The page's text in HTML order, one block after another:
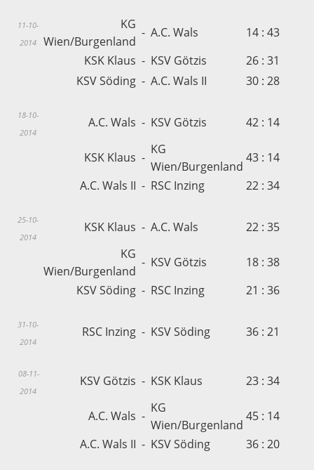
11-10-
2014
KG
Wien/Burgenland
- A.C. Wals
14 : 43
KSK Klaus - KSV Götzis
26 : 31
KSV Söding - A.C. Wals II 30 : 28
18-10-
2014
A.C. Wals - KSV Götzis 42 : 14
KSK Klaus -
KG
Wien/Burgenland
43 : 14
A.C. Wals II - RSC Inzing 22 : 34
25-10-
2014
KSK Klaus - A.C. Wals
22 : 35
KG
Wien/Burgenland
- KSV Götzis
18 : 38
KSV Söding - RSC Inzing 21 : 36
31-10-
2014
RSC Inzing - KSV Söding 36 : 21
08-11-
2014
KSV Götzis - KSK Klaus 23 : 34
A.C. Wals -
KG
Wien/Burgenland
45 : 14
A.C. Wals II - KSV Söding 36 : 20